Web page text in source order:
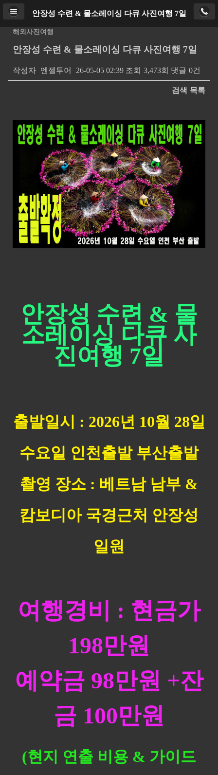
안장성 수련 & 물소레이싱 다큐 사진여행 7일
해외사진여행
안장성 수련 & 물소레이싱 다큐 사진여행 7일
작성자 엔젤투어 26-05-05 02:39 조회 3,473회 댓글 0건
검색 목록
안장성 수련 & 물
소레이싱 다큐 사
진여행 7일
출발일시 : 2026년 10월 28일
수요일 인천출발 부산출발
촬영 장소 : 베트남 남부 &
캄보디아 국경근처 안장성
일원
여행경비 : 현금가
198만원
예약금 98만원 +잔
금 100만원
(현지 연출 비용 & 가이드
Home 로그인 PC버전
Copyright ⓒhttp://ajtour.kr. All rights reserved.